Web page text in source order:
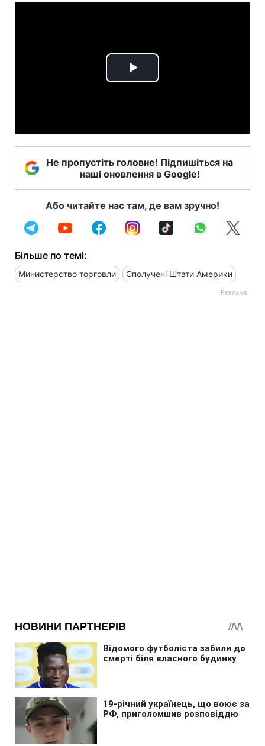
Play
Не пропустіть головне! Підпишіться на
наші оновлення в Google!
Або читайте нас там, де вам зручно!
Більше по темі:
Министерство торговли Сполучені Штати Америки